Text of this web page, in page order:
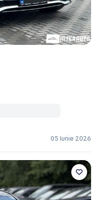
05 Iunie 2026